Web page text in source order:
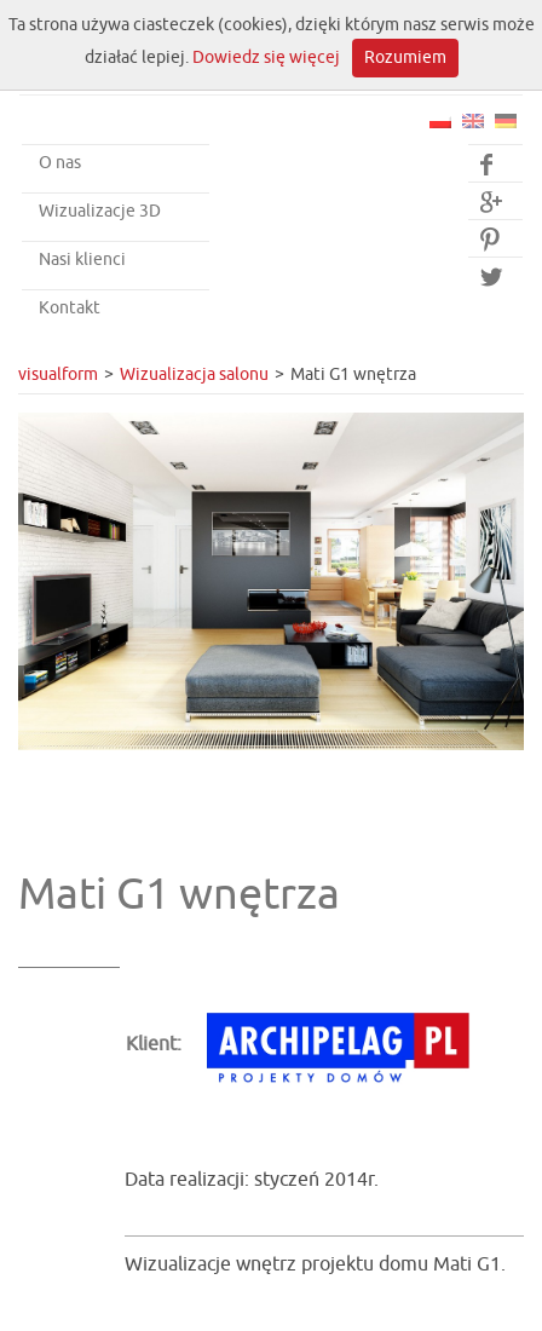




O nas
Wizualizacje 3D
Nasi klienci
Kontakt
visualform Wizualizacja salonu Mati G1 wnętrza
Mati G1 wnętrza
Klient:
Data realizacji: styczeń 2014r.
Wizualizacje wnętrz projektu domu Mati G1.
Ta strona używa ciasteczek (cookies), dzięki którym nasz serwis może
działać lepiej. Dowiedz się więcej Rozumiem